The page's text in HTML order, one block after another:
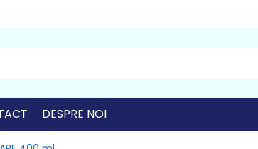
DESPRE NOI